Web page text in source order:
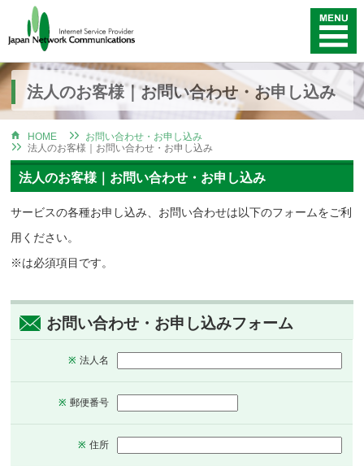
法人のお客様｜お問い合わせ・お申し込み
HOME
お問い合わせ・お申し込み
法人のお客様｜お問い合わせ・お申し込み
法人のお客様｜お問い合わせ・お申し込み
サービスの各種お申し込み、お問い合わせは以下のフォームをご利
用ください。
※は必須項目です。
お問い合わせ・お申し込みフォーム
※ 法人名
※ 郵便番号
※ 住所